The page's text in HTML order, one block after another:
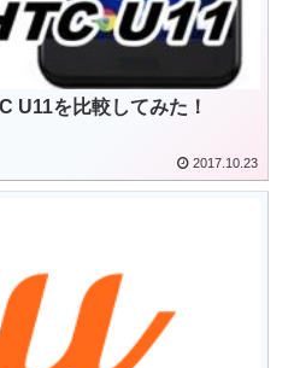
U11を比較してみた！
2017.10.23